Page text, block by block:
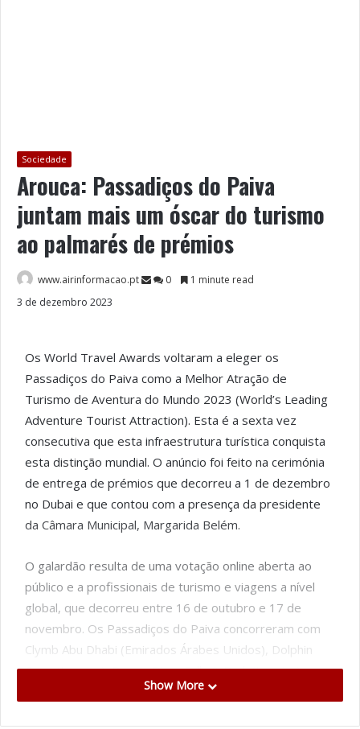
Sociedade
Arouca: Passadiços do Paiva
juntam mais um óscar do turismo
ao palmarés de prémios
www.airinformacao.pt 0
1 minute read
3 de dezembro 2023
Os World Travel Awards voltaram a eleger os
Passadiços do Paiva como a Melhor Atração de
Turismo de Aventura do Mundo 2023 (World’s Leading
Adventure Tourist Attraction). Esta é a sexta vez
consecutiva que esta infraestrutura turística conquista
esta distinção mundial. O anúncio foi feito na cerimónia
de entrega de prémios que decorreu a 1 de dezembro
no Dubai e que contou com a presença da presidente
da Câmara Municipal, Margarida Belém.
O galardão resulta de uma votação online aberta ao
público e a profissionais de turismo e viagens a nível
global, que decorreu entre 16 de outubro e 17 de
novembro. Os Passadiços do Paiva concorreram com
Clymb Abu Dhabi (Emirados Árabes Unidos), Dolphin
Cove (Jamaica), Dunn’s River Falls & Park (Jamaica) e
Jebel Jais Flight Ras Al Khaimah (Emirados Árabes
Show More